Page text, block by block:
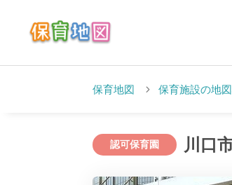
保育地図 保育施設の地
認可保育園 川口